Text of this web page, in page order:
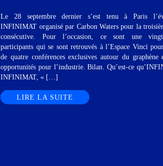
Le 28 septembre dernier s’est tenu à Paris
INFINIMAT organisé par Carbon Waters pour la
consécutive. Pour l’occasion, ce sont une
participants qui se sont retrouvés à l’Espace Vinci
de quatre conférences exclusives autour du graphène
opportunités pour l’industrie. Bilan. Qu’est-ce
INFINIMAT, « […]
LIRE LA SUITE